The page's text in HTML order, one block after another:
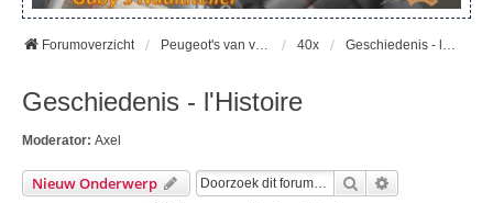
Forumoverzicht Peugeot's van vroeger (> 15 jaar) - Peugeot du passé (> 15 ans) 40x Geschiedenis - l'Histoire
Geschiedenis - l'Histoire
Moderator: Axel
Nieuw Onderwerp Zoek